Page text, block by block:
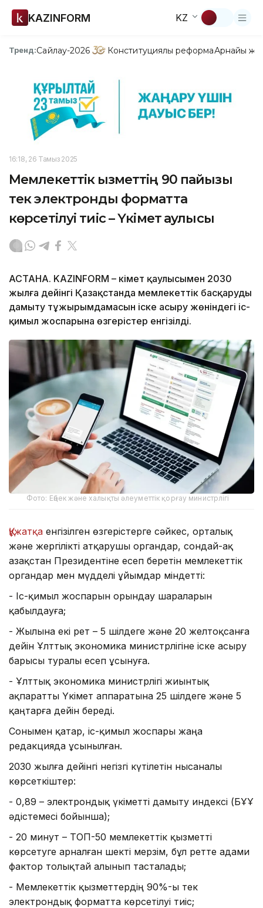
KAZINFORM KZ
Тренд:Сайлау-2026 Конституциялық реформаАрнайы
16:18, 26 Тамыз 2025
Мемлекеттік қызметтің 90 пайызы
тек электронды форматта
көрсетілуі тиіс – Үкімет қаулысы
АСТАНА. KAZINFORM – Үкімет қаулысымен 2030
жылға дейінгі Қазақстанда мемлекеттік басқаруды
дамыту тұжырымдамасын іске асыру жөніндегі іс-
қимыл жоспарына өзгерістер енгізілді.
Фото: Еңбек және халықты әлеуметтік қорғау министрлігі
Құжатқа енгізілген өзгерістерге сәйкес, орталық
және жергілікті атқарушы органдар, сондай-ақ
Қазақстан Президентіне есеп беретін мемлекеттік
органдар мен мүдделі ұйымдар міндетті:
- Іс-қимыл жоспарын орындау шараларын
қабылдауға;
- Жылына екі рет – 5 шілдеге және 20 желтоқсанға
дейін Ұлттық экономика министрлігіне іске асыру
барысы туралы есеп ұсынуға.
- Ұлттық экономика министрлігі жиынтық
ақпаратты Үкімет аппаратына 25 шілдеге және 5
қаңтарға дейін береді.
Сонымен қатар, іс-қимыл жоспары жаңа
редакцияда ұсынылған.
2030 жылға дейінгі негізгі күтілетін нысаналы
көрсеткіштер:
- 0,89 – электрондық үкіметті дамыту индексі (БҰҰ
әдістемесі бойынша);
- 20 минут – ТОП-50 мемлекеттік қызметті
көрсетуге арналған шекті мерзім, бұл ретте адами
фактор толықтай алынып тасталады;
- Мемлекеттік қызметтердің 90%-ы тек
электрондық форматта көрсетілуі тиіс;